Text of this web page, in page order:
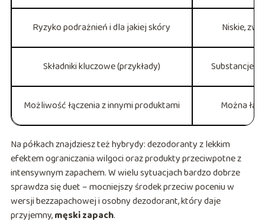
Ryzyko podrażnień i dla jakiej skóry Niskie,
Składniki kluczowe (przykłady) Substancje
Możliwość łączenia z innymi produktami Można
Na półkach znajdziesz też hybrydy: dezodoranty z lekkim
efektem ograniczania wilgoci oraz produkty przeciwpotne z
intensywnym zapachem. W wielu sytuacjach bardzo dobrze
sprawdza się duet – mocniejszy środek przeciw poceniu w
wersji bezzapachowej i osobny dezodorant, który daje
przyjemny,męski zapach.